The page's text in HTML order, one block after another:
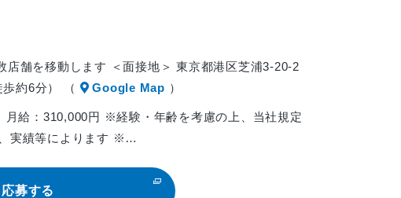
舗を移動します ＜面接地＞ 東京都港区芝浦3-20-2
約6分） （
Google Map ）
給：310,000円 ※経験・年齢を考慮の上、当社規定
実績等によります ※…
応募する